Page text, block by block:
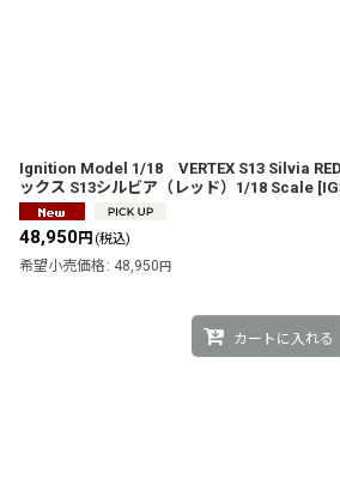
Ignition Model 1/18 VERTEX S13 Silvia
ックス S13シルビア（レッド）1/18 Scale [
48,950円 (税込)
希望小売価格 : 48,950 円
カートに入れる